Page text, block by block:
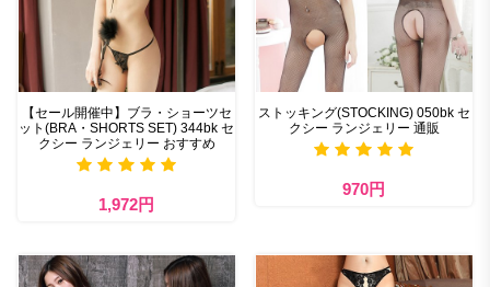
【セール開催中】ブラ・ショーツセ
ット(BRA・SHORTS SET) 344bk セ
クシー ランジェリー おすすめ
1,972円
ストッキング(STOCKING) 050bk セ
クシー ランジェリー 通販
970円